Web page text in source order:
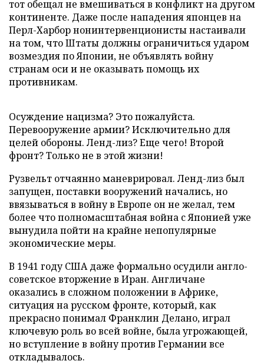
тот обещал не вмешиваться в конфликт на другом
континенте. Даже после нападения японцев на
Перл-Харбор нонинтервенционисты настаивали
на том, что Штаты должны ограничиться ударом
возмездия по Японии, не объявлять войну
странам оси и не оказывать помощь их
противникам.
Осуждение нацизма? Это пожалуйста.
Перевооружение армии? Исключительно для
целей обороны. Ленд-лиз? Еще чего! Второй
фронт? Только не в этой жизни!
Рузвельт отчаянно маневрировал. Ленд-лиз был
запущен, поставки вооружений начались, но
ввязываться в войну в Европе он не желал, тем
более что полномасштабная война с Японией уже
вынудила пойти на крайне непопулярные
экономические меры.
В 1941 году США даже формально осудили англо-
советское вторжение в Иран. Англичане
оказались в сложном положении в Африке,
ситуация на русском фронте, который, как
прекрасно понимал Франклин Делано, играл
ключевую роль во всей войне, была угрожающей,
но вступление в войну против Германии все
откладывалось.